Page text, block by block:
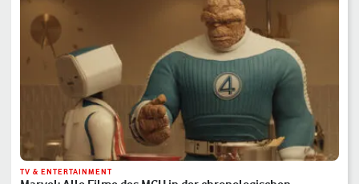
TV & ENTERTAINMENT